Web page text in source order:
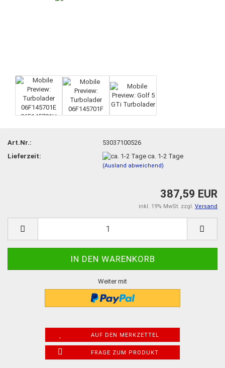
Art.Nr.:
53037100526
Lieferzeit:
ca. 1-2 Tage
(Ausland abweichend)
387,59 EUR
inkl. 19% MwSt. zzgl. Versand
Weiter mit
AUF DEN MERKZETTEL
FRAGE ZUM PRODUKT